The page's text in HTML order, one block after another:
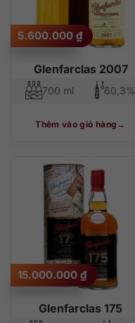
Glenfarclas 2007
5.600.000 ₫
700 ml 60,3%
Thêm vào giỏ hàng
Glenfarclas 175
15.000.000 ₫